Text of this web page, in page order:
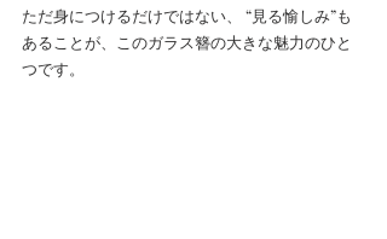
ただ身につけるだけではない、 “見る愉しみ”も
あることが、このガラス簪の大きな魅力のひと
つです。